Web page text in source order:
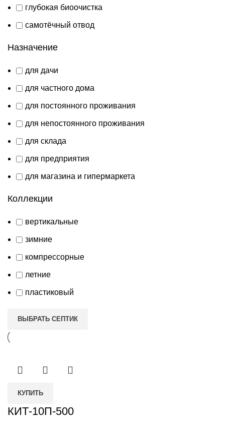
глубокая биоочистка
самотёчный отвод
Назначение
для дачи
для частного дома
для постоянного проживания
для непостоянного проживания
для склада
для предприятия
для магазина и гипермаркета
Коллекции
вертикальные
зимние
компрессорные
летние
пластиковый
ВЫБРАТЬ СЕПТИК
КУПИТЬ
КИТ-10П-500